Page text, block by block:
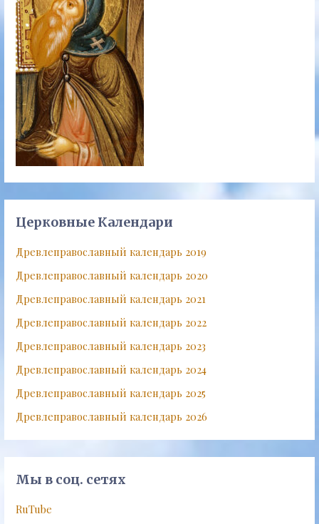
Церковные Календари
Древлеправославный календарь 2019
Древлеправославный календарь 2020
Древлеправославный календарь 2021
Древлеправославный календарь 2022
Древлеправославный календарь 2023
Древлеправославный календарь 2024
Древлеправославный календарь 2025
Древлеправославный календарь 2026
Мы в соц. сетях
RuTube